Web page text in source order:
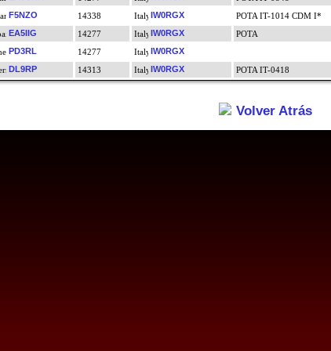
F5NZO
14338 IW0RGX POTA IT-1014 CDM I*
EA5IIG
14277 IW0RGX POTA
PD3RL
14277 IW0RGX
DL9RP
14313 IW0RGX POTA IT-0418
Volver Atrás